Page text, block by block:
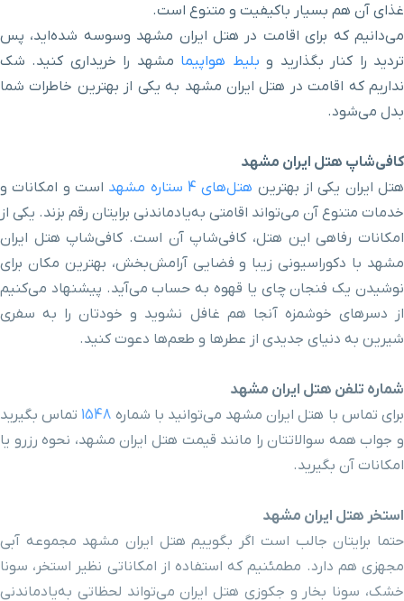
بیمارستان سینا
رستوران معین درباری
بیمارستان موسی بن
جعفر(ع)
۳ دقیقه با خودرو (۱ کیلومتر و ۸۵۰ متر)
آرامگاه شیخ نخودکی ۳ دقیقه با خودرو (۱ کیلومتر و ۸۶۸ متر)
بوستان میرزا کوچک
خان(دانش)
۳ دقیقه با خودرو (۱ کیلومتر و ۸۸۰ متر)
آرامگاه نادرشاه افشار
مسجد گوهرشاد
کتابخانه مرکزی آستان قدس
رضوی
۳ دقیقه با خودرو (۱ کیلومتر و ۹۷۵ متر)
غذای آن هم بسیار باکیفیت و متنوع است.
می‌دانیم که برای اقامت در هتل ایران مشهد وسوسه شده‌اید، پس
تردید را کنار بگذارید و بلیط هواپیما مشهد را خریداری کنید. شک
نداریم که اقامت در هتل ایران مشهد به یکی از بهترین خاطرات شما
بدل می‌شود.
کافی‌شاپ هتل ایران مشهد
هتل ایران یکی از بهترین هتل‌های 4 ستاره مشهد
است و امکانات و
خدمات متنوع آن می‌تواند اقامتی به‌یادماندنی برایتان رقم بزند. یکی از
امکانات رفاهی این هتل، کافی‌شاپ آن است. کافی‌شاپ هتل ایران
مشهد با دکوراسیونی زیبا و فضایی آرامش‌بخش، بهترین مکان برای
نوشیدن یک فنجان چای یا قهوه به حساب می‌آید. پیشنهاد می‌کنیم
از دسرهای خوشمزه آنجا هم غافل نشوید و خودتان را به سفری
شیرین به دنیای جدیدی از عطرها و طعم‌ها دعوت کنید.
شماره تلفن هتل ایران مشهد
برای تماس با هتل ایران مشهد می‌توانید با شماره 1548 تماس بگیرید
و جواب همه سوالاتتان را مانند قیمت هتل ایران مشهد، نحوه رزرو یا
امکانات آن بگیرید.
استخر هتل ایران مشهد
حتما برایتان جالب است اگر بگوییم هتل ایران مشهد مجموعه آبی
مجهزی هم دارد. مطمئنیم که استفاده از امکاناتی نظیر استخر، سونا
خشک، سونا بخار و جکوزی هتل ایران می‌تواند لحظاتی به‌یادماندنی